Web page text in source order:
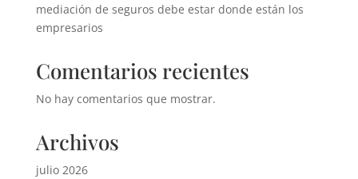
mediación de seguros debe estar donde están los
empresarios
Comentarios recientes
No hay comentarios que mostrar.
Archivos
julio 2026